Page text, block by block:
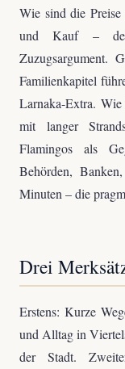
Wie sind die
und Kauf – der
Zuzugsargument.
Familienkapitel
Larnaka-Extra.
mit langer
Flamingos als
Behörden,
Minuten – die
Drei
Erstens: Kurze
und Alltag in
der Stadt.